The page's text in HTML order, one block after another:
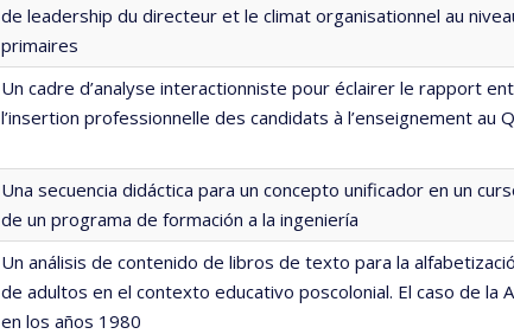
de leadership du directeur et le climat organisationnel au
primaires
Un cadre d’analyse interactionniste pour éclairer le rapport
l’insertion professionnelle des candidats à l’enseignement au
Una secuencia didáctica para un concepto unificador en un
de un programa de formación a la ingeniería
Un análisis de contenido de libros de texto para la
de adultos en el contexto educativo poscolonial. El caso de la
en los años 1980